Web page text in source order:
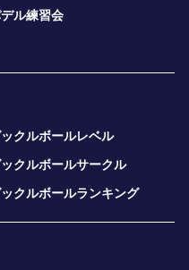
ル練習会
ックルボールレベル
ックルボールサークル
ックルボールランキング